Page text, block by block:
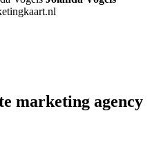
marketing agency